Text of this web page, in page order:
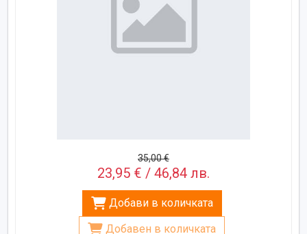
35,00 €
23,95 € / 46,84 лв.
Добави в количката
Добавен в количката